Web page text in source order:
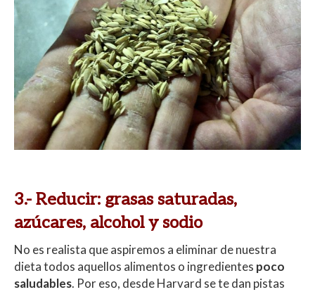
3.- Reducir: grasas saturadas,
azúcares, alcohol y sodio
No es realista que aspiremos a eliminar de nuestra
dieta todos aquellos alimentos o ingredientes poco
saludables. Por eso, desde Harvard se te dan pistas